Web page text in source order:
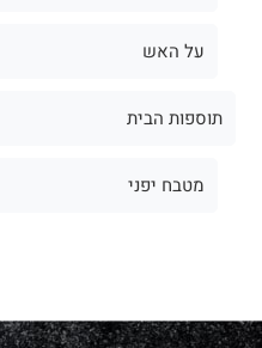
על האש
תוספות הבית
מטבח יפני